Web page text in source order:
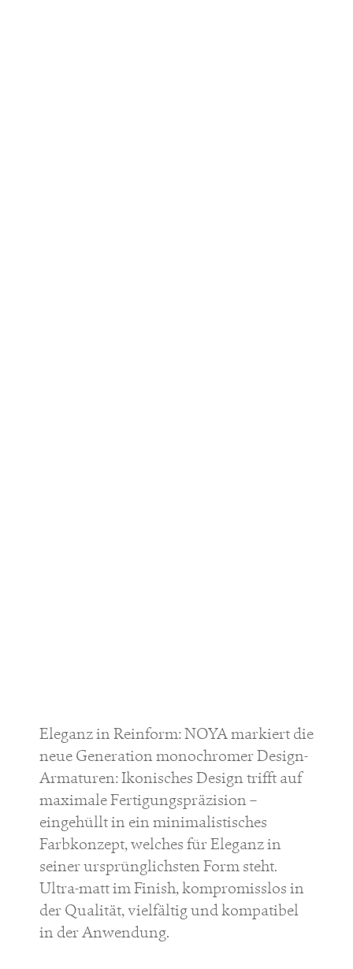
Eleganz in Reinform: NOYA markiert die
neue Generation monochromer Design-
Armaturen: Ikonisches Design trifft auf
maximale Fertigungspräzision –
eingehüllt in ein minimalistisches
Farbkonzept, welches für Eleganz in
seiner ursprünglichsten Form steht.
Ultra-matt im Finish, kompromisslos in
der Qualität, vielfältig und kompatibel
in der Anwendung.